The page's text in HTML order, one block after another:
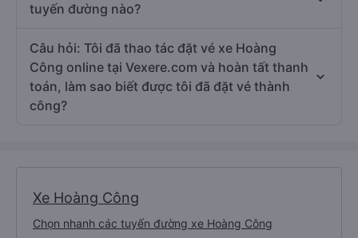
tuyến đường nào?
Câu hỏi: Tôi đã thao tác đặt vé xe Hoàng
Công online tại Vexere.com và hoàn tất thanh
toán, làm sao biết được tôi đã đặt vé thành
công?
Xe Hoàng Công
Chọn nhanh các tuyến đường xe Hoàng Công